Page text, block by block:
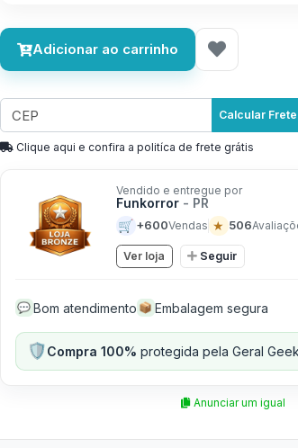
Adicionar ao carrinho
Calcular Frete
Clique aqui e confira a politíca de frete grátis
Vendido e entregue por
Funkorror - PR
🛒 +600Vendas ★ 506
Ver loja Seguir
💬 Bom atendimento 📦 Embalagem segura
🛡️Compra 100% protegida pela Geral Geek
Anunciar um igual